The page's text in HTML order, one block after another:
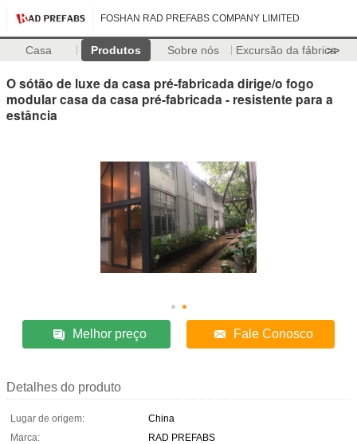
FOSHAN RAD PREFABS COMPANY LIMITED
Casa Produtos Sobre nós Excursão da fábrica
>>
O sótão de luxe da casa pré-fabricada dirige/o fogo
modular casa da casa pré-fabricada - resistente para a
estância
Melhor preço Fale Conosco
Detalhes do produto
Lugar de origem:
China
Marca:
RAD PREFABS